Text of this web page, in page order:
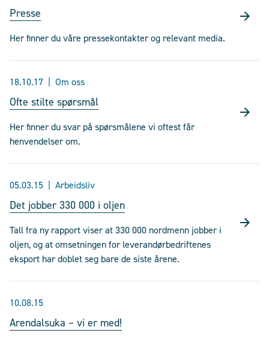
Presse
Her finner du våre pressekontakter og relevant media.
18.10.17 Om oss
Ofte stilte spørsmål
Her finner du svar på spørsmålene vi oftest får
henvendelser om.
05.03.15 Arbeidsliv
Det jobber 330 000 i oljen
Tall fra ny rapport viser at 330 000 nordmenn jobber i
oljen, og at omsetningen for leverandørbedriftenes
eksport har doblet seg bare de siste årene.
10.08.15
Arendalsuka – vi er med!